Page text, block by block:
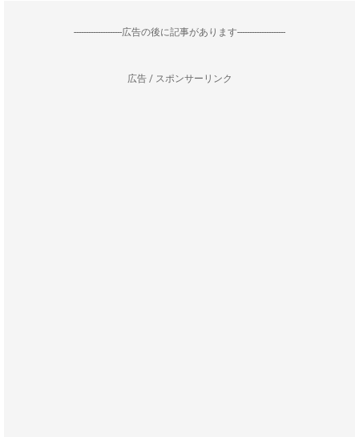
--------------------広告の後に記事があります--------------------
広告 / スポンサーリンク